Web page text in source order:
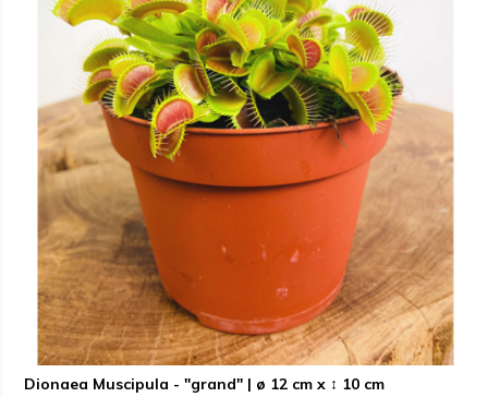
Dionaea Muscipula - "grand" | ø 12 cm x ↕ 10 cm